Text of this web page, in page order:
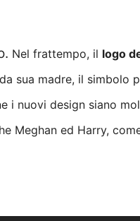
Nel frattempo, il logo
sua madre, il simbolo
i nuovi design siano
Meghan ed Harry,